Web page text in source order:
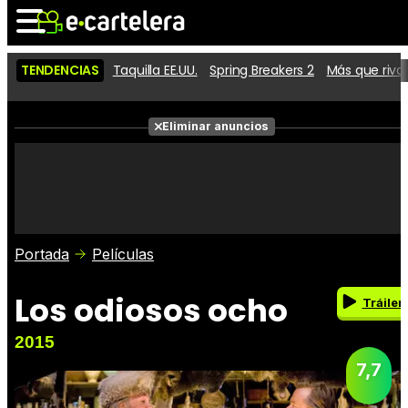
Noticias
Cartelera
Críticas
TENDENCIAS Taquilla EE.UU. Spring Breakers 2 Más que
Eliminar anuncios
Portada Películas
Los odiosos ocho
2015
Tráiler
7,7